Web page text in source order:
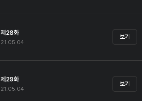
제28화
21.05.04
보기
제29화
21.05.04
보기